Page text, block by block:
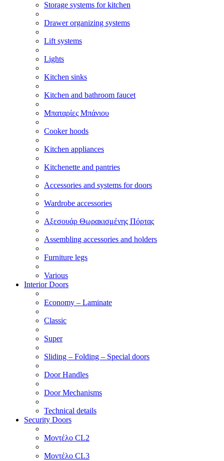
Storage systems for kitchen
Drawer organizing systems
Lift systems
Lights
Kitchen sinks
Kitchen and bathroom faucet
Μπαταρίες Μπάνιου
Cooker hoods
Kitchen appliances
Kitchenette and pantries
Accessories and systems for doors
Wardrobe accessories
Αξεσουάρ Θωρακισμένης Πόρτας
Assembling accessories and holders
Furniture legs
Various
Interior Doors
Economy – Laminate
Classic
Super
Sliding – Folding – Special doors
Door Handles
Door Mechanisms
Technical details
Security Doors
Μοντέλο CL2
Μοντέλο CL3